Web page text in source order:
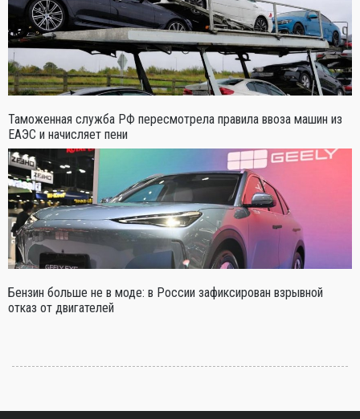
Таможенная служба РФ пересмотрела правила ввоза машин из
ЕАЭС и начисляет пени
Бензин больше не в моде: в России зафиксирован взрывной
отказ от двигателей